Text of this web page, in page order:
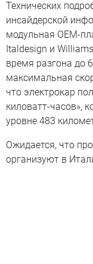
Технических
инсайдерской
модульная OEM-
Italdesign и
время разгона до
максимальная
что электрокар
киловатт-часов»,
уровне 483
Ожидается, что
организуют в